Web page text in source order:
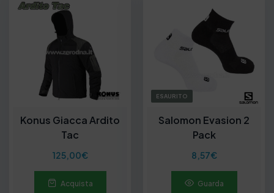
Konus Giacca Ardito
Tac
125,00€
Acquista
ESAURITO
Salomon Evasion 2
Pack
8,57€
Guarda